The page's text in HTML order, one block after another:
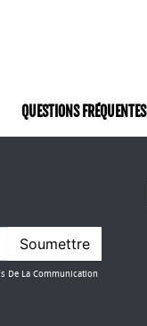
QUESTIONS FRÉQUENTES
Soumettre
De La Communication